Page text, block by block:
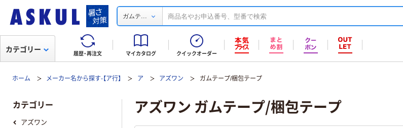
ガムテ...
履歴・再注文 マイカタログ クイックオーダー
カテゴリー
ホーム メーカー名から探す-【ア行】 ア アズワン ガムテープ/梱包テープ
アズワン ガムテープ/梱包テープ
カテゴリー
アズワン